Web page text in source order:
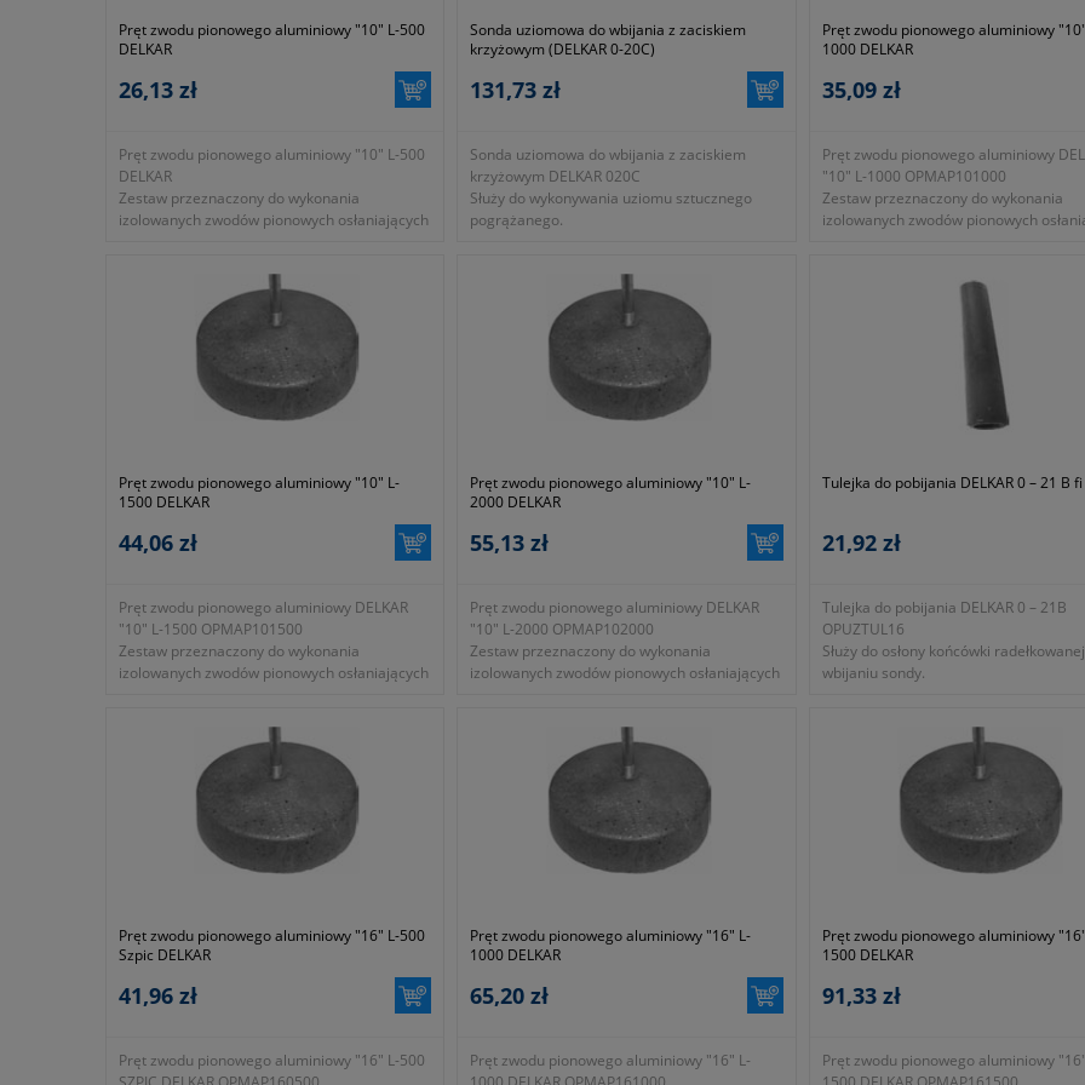
Pręt zwodu pionowego aluminiowy "10" L-500
DELKAR
26,13 zł
Pręt zwodu pionowego aluminiowy "10" L-500
DELKAR
Zestaw przeznaczony do wykonania
izolowanych zwodów pionowych osłaniających
Sonda uziomowa do wbijania z zaciskiem
krzyżowym (DELKAR 0-20C)
131,73 zł
Sonda uziomowa do wbijania z zaciskiem
krzyżowym DELKAR 020C
Służy do wykonywania uziomu sztucznego
pogrążanego.
Pręt zwodu pionowego aluminiowy
1000 DELKAR
35,09 zł
Pręt zwodu pionowego aluminiowy
"10" L-1000 OPMAP101000
Zestaw przeznaczony do wykonania
izolowanych zwodów pionowych
Pręt zwodu pionowego aluminiowy "10" L-
1500 DELKAR
44,06 zł
Pręt zwodu pionowego aluminiowy DELKAR
"10" L-1500 OPMAP101500
Zestaw przeznaczony do wykonania
izolowanych zwodów pionowych osłaniających
Pręt zwodu pionowego aluminiowy "10" L-
2000 DELKAR
55,13 zł
Pręt zwodu pionowego aluminiowy DELKAR
"10" L-2000 OPMAP102000
Zestaw przeznaczony do wykonania
izolowanych zwodów pionowych osłaniających
Tulejka do pobijania DELKAR 0 – 21 B
21,92 zł
Tulejka do pobijania DELKAR 0 – 21B
OPUZTUL16
Służy do osłony końcówki
wbijaniu sondy.
Pręt zwodu pionowego aluminiowy "16" L-500
Szpic DELKAR
41,96 zł
Pręt zwodu pionowego aluminiowy "16" L-500
Pręt zwodu pionowego aluminiowy "16" L-
1000 DELKAR
65,20 zł
Pręt zwodu pionowego aluminiowy "16" L-
Pręt zwodu pionowego aluminiowy
1500 DELKAR
91,33 zł
Pręt zwodu pionowego aluminiowy